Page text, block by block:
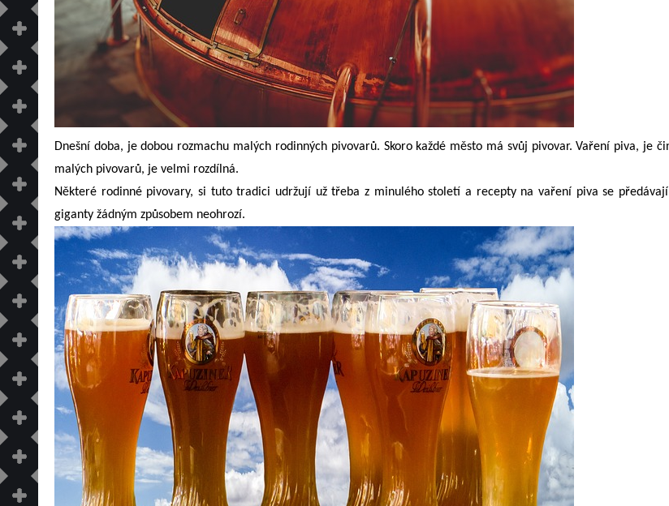
Dnešní doba, je dobou rozmachu malých rodinných pivovarů. Skoro každé město má svůj pivovar. Vaření piva, je
malých pivovarů, je velmi rozdílná.
Některé rodinné pivovary, si tuto tradici udržují už třeba z minulého století a recepty na vaření piva se
giganty žádným způsobem neohrozí.